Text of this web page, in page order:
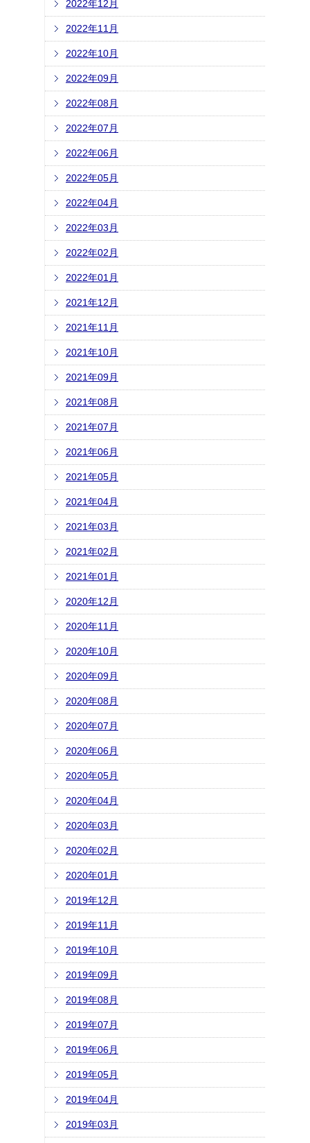
2022年12月
2022年11月
2022年10月
2022年09月
2022年08月
2022年07月
2022年06月
2022年05月
2022年04月
2022年03月
2022年02月
2022年01月
2021年12月
2021年11月
2021年10月
2021年09月
2021年08月
2021年07月
2021年06月
2021年05月
2021年04月
2021年03月
2021年02月
2021年01月
2020年12月
2020年11月
2020年10月
2020年09月
2020年08月
2020年07月
2020年06月
2020年05月
2020年04月
2020年03月
2020年02月
2020年01月
2019年12月
2019年11月
2019年10月
2019年09月
2019年08月
2019年07月
2019年06月
2019年05月
2019年04月
2019年03月